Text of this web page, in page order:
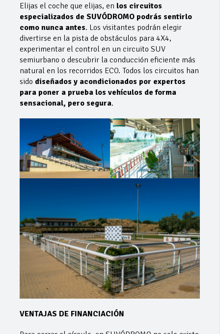
Elijas el coche que elijas, en los circuitos
especializados de SUVÓDROMO podrás sentirlo
como nunca antes. Los visitantes podrán elegir
divertirse en la pista de obstáculos para 4X4,
experimentar el control en un circuito SUV
semiurbano o descubrir la conducción eficiente más
natural en los recorridos ECO. Todos los circuitos han
sido diseñados y acondicionados por expertos
para poner a prueba los vehículos de forma
sensacional, pero segura.
VENTAJAS DE FINANCIACIÓN